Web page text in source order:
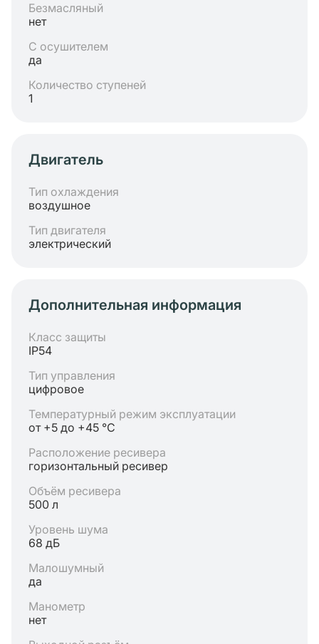
Безмасляный
нет
С осушителем
да
Количество ступеней
1
Двигатель
Тип охлаждения
воздушное
Тип двигателя
электрический
Дополнительная информация
Класс защиты
IP54
Тип управления
цифровое
Температурный режим эксплуатации
от +5 до +45 °C
Расположение ресивера
горизонтальный ресивер
Объём ресивера
500 л
Уровень шума
68 дБ
Малошумный
да
Манометр
нет